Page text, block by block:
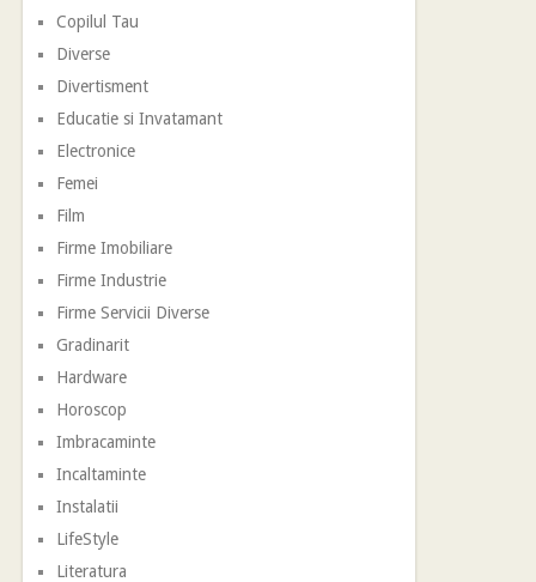
Copilul Tau
Diverse
Divertisment
Educatie si Invatamant
Electronice
Femei
Film
Firme Imobiliare
Firme Industrie
Firme Servicii Diverse
Gradinarit
Hardware
Horoscop
Imbracaminte
Incaltaminte
Instalatii
LifeStyle
Literatura